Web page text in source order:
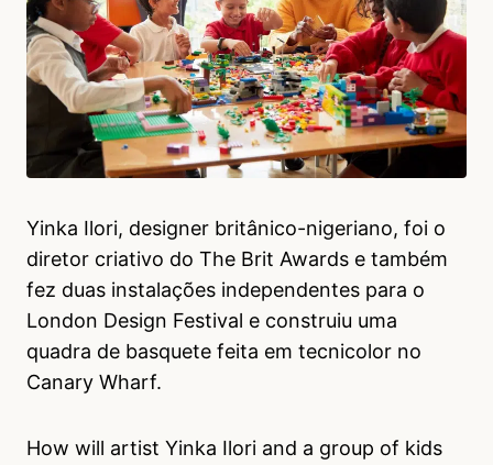
Yinka Ilori, designer britânico-nigeriano, foi o
diretor criativo do The Brit Awards e também
fez duas instalações independentes para o
London Design Festival e construiu uma
quadra de basquete feita em tecnicolor no
Canary Wharf.
How will artist Yinka Ilori and a group of kids